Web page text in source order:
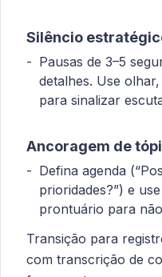
Silêncio
Pausas de 3–5
detalhes. Use
para sinalizar
Ancoragem de
Defina agenda
prioridades?”) e
prontuário para
Transição para
com transcrição de